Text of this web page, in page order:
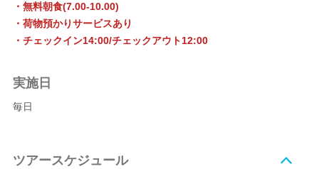
・無料朝食(7.00-10.00)
・荷物預かりサービスあり
・チェックイン14:00/チェックアウト12:00
実施日
毎日
ツアースケジュール